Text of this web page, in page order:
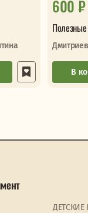
600 ₽
В
ДЕТСКИЕ